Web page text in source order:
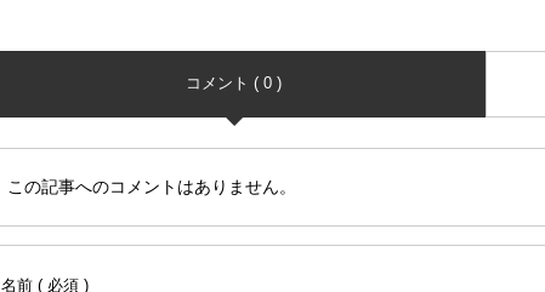
コメント ( 0 )
この記事へのコメントはありません。
名前 ( 必須 )